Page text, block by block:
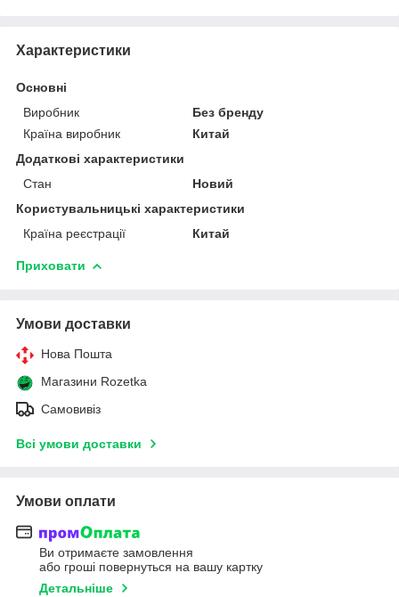
Характеристики
Основні
Виробник
Без бренду
Країна виробник
Китай
Додаткові характеристики
Стан
Новий
Користувальницькі характеристики
Країна реєстрації
Китай
Приховати
Умови доставки
Нова Пошта
Магазини Rozetka
Самовивіз
Всі умови доставки
Умови оплати
Ви отримаєте замовлення
або гроші повернуться на вашу картку
Детальніше